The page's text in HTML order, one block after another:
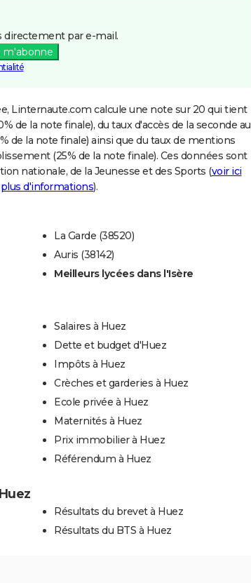
directement par e-mail.
m'abonne
Linternaute.com calcule une note sur 20 qui tient
de la note finale), du taux d'accès de la seconde au
de la note finale) ainsi que du taux de mentions
(25% de la note finale). Ces données sont
nationale, de la Jeunesse et des Sports (voir ici
d'informations).
La Garde (38520)
Auris (38142)
Meilleurs lycées dans l'Isère
Salaires à Huez
Dette et budget d'Huez
Impôts à Huez
Crèches et garderies à Huez
Ecole privée à Huez
Maternités à Huez
Prix immobilier à Huez
Référendum à Huez
Résultats du brevet à Huez
Résultats du BTS à Huez